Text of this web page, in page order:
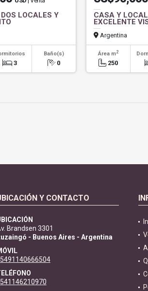
LOCALES Y
3
Baño(s)
0
CASA Y
EXCELENTE
Argentina
Área m2
250
Y CONTACTO
Brandsen 3301
- Buenos Aires - Argentina